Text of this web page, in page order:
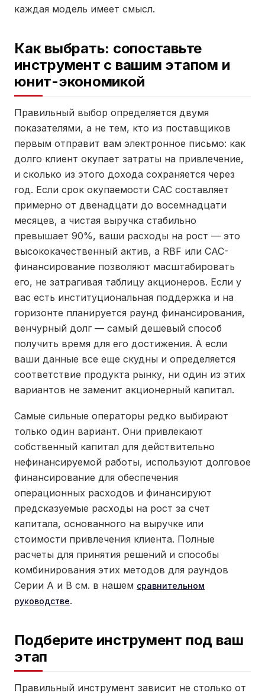
каждая модель имеет смысл.
Как выбрать: сопоставьте
инструмент с вашим этапом и
юнит-экономикой
Правильный выбор определяется двумя
показателями, а не тем, кто из поставщиков
первым отправит вам электронное письмо: как
долго клиент окупает затраты на привлечение,
и сколько из этого дохода сохраняется через
год. Если срок окупаемости CAC составляет
примерно от двенадцати до восемнадцати
месяцев, а чистая выручка стабильно
превышает 90%, ваши расходы на рост — это
высококачественный актив, а RBF или CAC-
финансирование позволяют масштабировать
его, не затрагивая таблицу акционеров. Если у
вас есть институциональная поддержка и на
горизонте планируется раунд финансирования,
венчурный долг — самый дешевый способ
получить время для его достижения. А если
ваши данные все еще скудны и определяется
соответствие продукта рынку, ни один из этих
вариантов не заменит акционерный капитал.
Самые сильные операторы редко выбирают
только один вариант. Они привлекают
собственный капитал для действительно
нефинансируемой работы, используют долговое
финансирование для обеспечения
операционных расходов и финансируют
предсказуемые расходы на рост за счет
капитала, основанного на выручке или
стоимости привлечения клиента. Полные
расчеты для принятия решений и способы
комбинирования этих методов для раундов
Серии А и В см. в нашем сравнительном
руководстве.
Подберите инструмент под ваш
этап
Правильный инструмент зависит не столько от